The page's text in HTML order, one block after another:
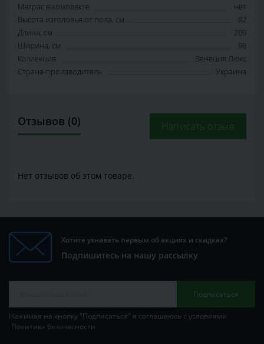
Матрас в комплекте
нет
Высота изголовья от пола, см
82
Длина, см
209
Ширина, см
98
Коллекция
Венеция Люкс
Страна-производитель
Украина
Отзывов (0) Написать отзыв
Нет отзывов об этом товаре.
Хотите узнавать первым об акциях и скидках?
Подпишитесь на нашу рассылку
Подписаться
Нажимая на кнопку "Подписаться" я соглашаюсь с условиями
Политика безопасности